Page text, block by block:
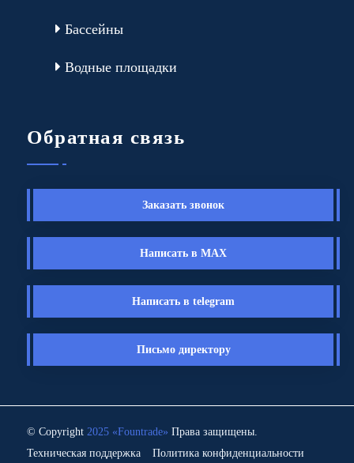
Бассейны
Водные площадки
Обратная связь
Заказать звонок
Написать в MAX
Написать в telegram
Письмо директору
© Copyright 2025 «Fоuntrade» Права защищены.
Техническая поддержка
Политика конфиденциальности